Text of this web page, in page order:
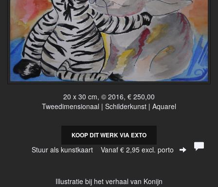
20 x 30 cm, © 2016, € 250,00
Tweedimensionaal | Schilderkunst | Aquarel
KOOP DIT WERK VIA EXTO
Stuur als kunstkaart Vanaf € 2,95 excl. porto
Illustratie bij het verhaal van Konijn